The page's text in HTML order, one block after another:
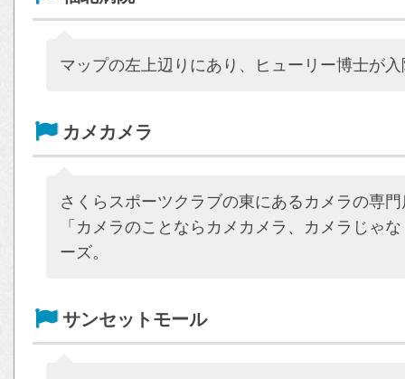
マップの左上辺りにあり、ヒューリー博士が
カメカメラ
さくらスポーツクラブの東にあるカメラの専門
「カメラのことならカメカメラ、カメラじゃ
ーズ。
サンセットモール